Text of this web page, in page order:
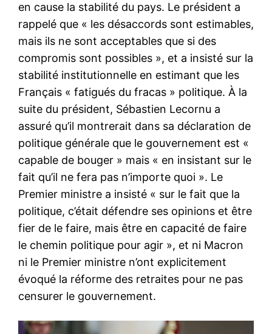
en cause la stabilité du pays. Le président a
rappelé que « les désaccords sont estimables,
mais ils ne sont acceptables que si des
compromis sont possibles », et a insisté sur la
stabilité institutionnelle en estimant que les
Français « fatigués du fracas » politique. À la
suite du président, Sébastien Lecornu a
assuré qu’il montrerait dans sa déclaration de
politique générale que le gouvernement est «
capable de bouger » mais « en insistant sur le
fait qu’il ne fera pas n’importe quoi ». Le
Premier ministre a insisté « sur le fait que la
politique, c’était défendre ses opinions et être
fier de le faire, mais être en capacité de faire
le chemin politique pour agir », et ni Macron
ni le Premier ministre n’ont explicitement
évoqué la réforme des retraites pour ne pas
censurer le gouvernement.